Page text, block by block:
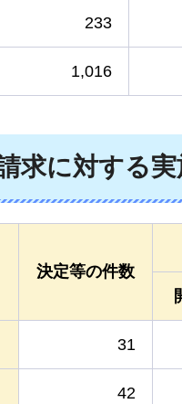
233
1,016
求に対する実
決定等の件数
31
42